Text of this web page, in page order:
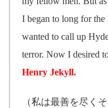
I began to long for
wanted to call up
terror. Now I desired
Henry Jekyll.
（私は最善を尽く